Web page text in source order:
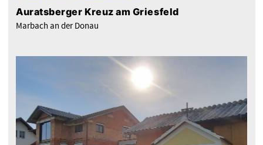
Auratsberger Kreuz am Griesfeld
Marbach an der Donau